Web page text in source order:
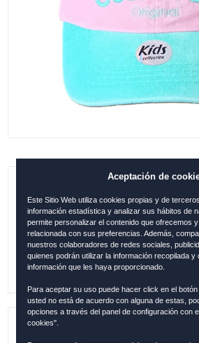
GORRA INFANTIL
TURQ.-ROSA ESP12251
0.00€
Aceptación de
Este Sitio Web utiliza cookies propias y de
información estadística y analizar sus hábitos de
permite personalizar el contenido que ofrecemos
relacionada con sus preferencias. Además,
nuestros colaboradores de redes sociales,
quienes podrán utilizar la información recopilada y
información que les haya proporcionado.
Para aceptar su uso puede hacer click en el
usted no está de acuerdo con alguna de estas,
opciones a través del panel de configuración con
cookies".